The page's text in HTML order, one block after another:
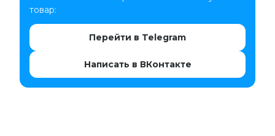
товар:
Перейти в Telegram
Написать в ВКонтакте